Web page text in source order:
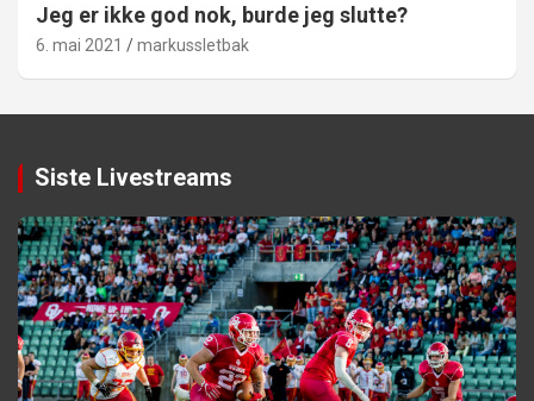
Jeg er ikke god nok, burde jeg slutte?
6. mai 2021 markussletbak
Siste Livestreams